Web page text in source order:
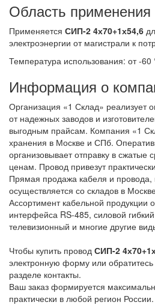
Область применения
Применяется СИП-2 4х70+1х54,6
электроэнергии от магистрали к
Температура использования: от -
Информация о
Организация «1 Склад» реализует
от надежных заводов и
выгодным прайсам. Компания «1
хранения в Москве и СПб.
организовывает отправку в сжатые
ценам. Провод привезут
Прямая продажа кабеля и провода,
осуществляется со складов в
Ассортимент кабельной продукции
интерфейса RS-485, силовой
телевизионный и многие другие
Чтобы купить провод СИП-2
электронную форму или
разделе контакты.
Ваш заказ формируется
практически в любой регион России.